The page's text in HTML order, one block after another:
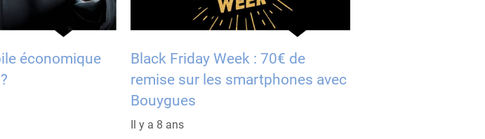
économique
Black Friday Week : 70€ de
remise sur les smartphones avec
Bouygues
Il y a 8 ans